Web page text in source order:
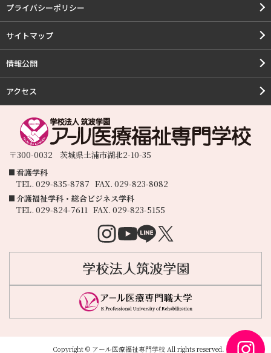
プライバシーポリシー
サイトマップ
情報公開
アクセス
〒300-0032 茨城県土浦市湖北2-10-35
看護学科
TEL. 029-835-8787 FAX.029-823-8082
介護福祉学科・総合ビジネス学科
TEL. 029-824-7611 FAX.029-823-5155
Copyright © アール医療福祉専門学校 All rights reserved.